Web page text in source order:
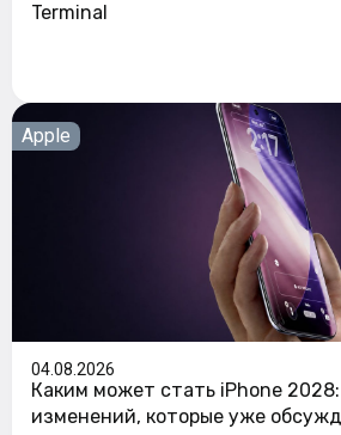
Terminal
Apple
04.08.2026
Каким может стать iPhone
изменений, которые уже